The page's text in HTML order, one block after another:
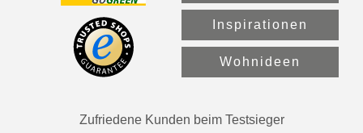
Inspirationen
Wohnideen
Zufriedene Kunden beim Testsieger